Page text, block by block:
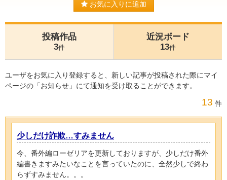
お気に入りに追加
投稿作品
3件
近況ボード
13件
ユーザをお気に入り登録すると、新しい記事が投稿された際にマイ
ページの「お知らせ」にて通知を受け取ることができます。
13 件
少しだけ詐欺…すみません
今、番外編ローゼリアを更新しておりますが、少しだけ番外
編書きますみたいなことを言っていたのに、全然少しで終わ
らずすみません。。。